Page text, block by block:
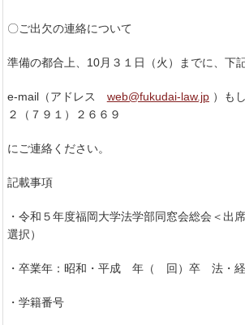
〇ご出欠の連絡について
準備の都合上、10月３１日（火）までに、下
e-mail（アドレス web@fukudai-law.jp）も
２（７９１）２６６９
にご連絡ください。
記載事項
・令和５年度福岡大学法学部同窓会総会＜出
選択）
・卒業年：昭和・平成 年（ 回）卒 法・
・学籍番号